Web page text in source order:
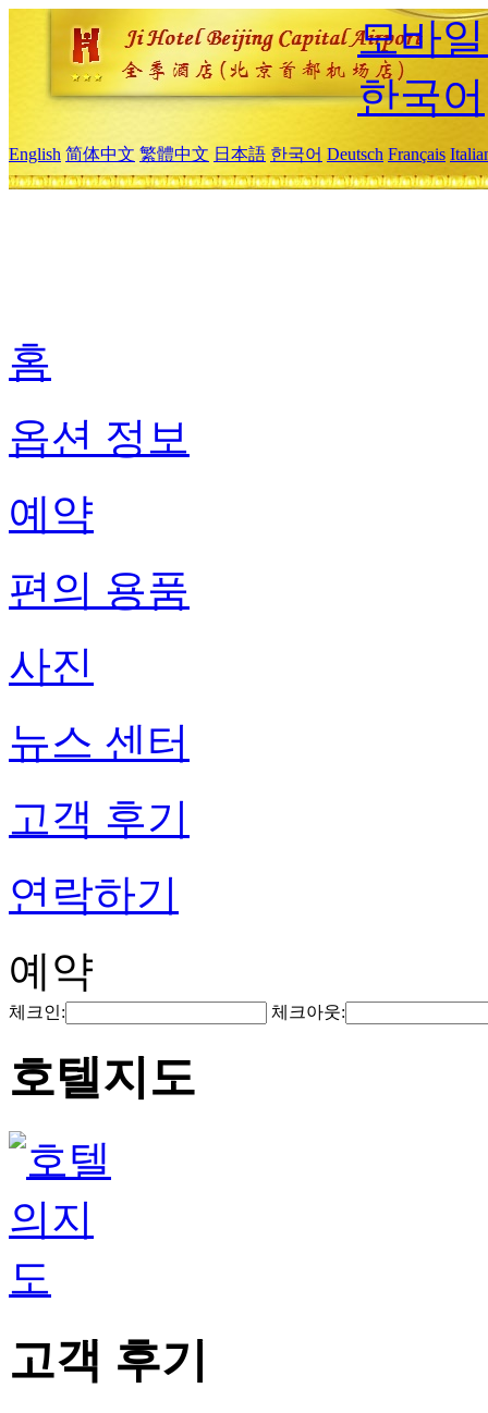
모바
한국어
English 简体中文 繁體中文 日本語 한국어 Deutsch Français
홈
옵션 정보
예약
편의 용품
사진
뉴스 센터
고객 후기
연락하기
예약
체크인: 체크아웃:
호텔지도
고객 후기